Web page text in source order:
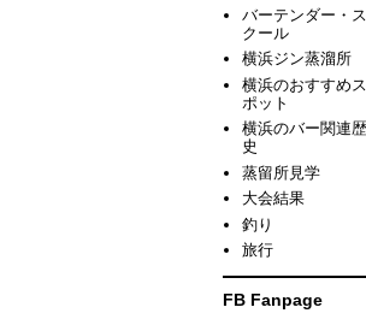
バーテンダー・ス
クール
横浜ジン蒸溜所
横浜のおすすめス
ポット
横浜のバー関連歴
史
蒸留所見学
大会結果
釣り
旅行
FB Fanpage